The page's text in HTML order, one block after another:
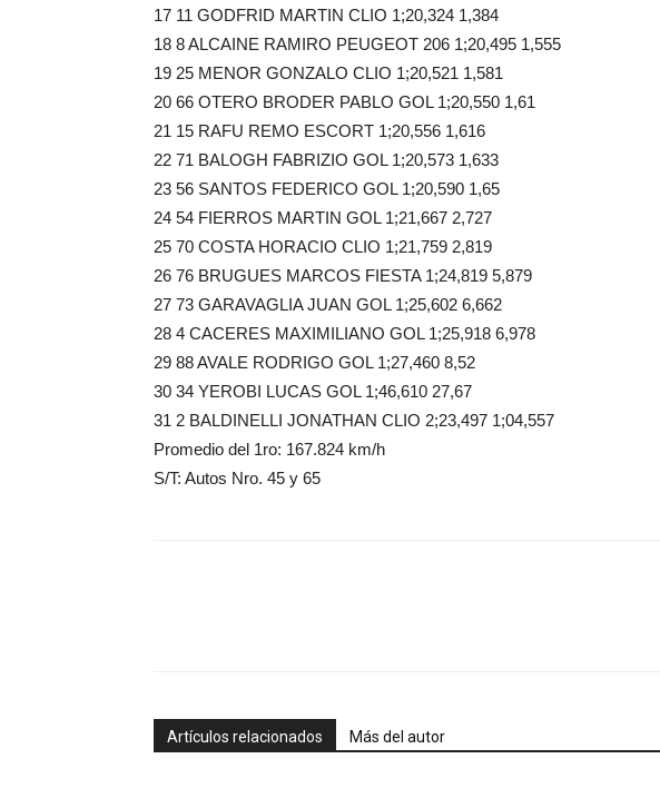
17 11 GODFRID MARTIN CLIO 1;20,324 1,384
18 8 ALCAINE RAMIRO PEUGEOT 206 1;20,495 1,555
19 25 MENOR GONZALO CLIO 1;20,521 1,581
20 66 OTERO BRODER PABLO GOL 1;20,550 1,61
21 15 RAFU REMO ESCORT 1;20,556 1,616
22 71 BALOGH FABRIZIO GOL 1;20,573 1,633
23 56 SANTOS FEDERICO GOL 1;20,590 1,65
24 54 FIERROS MARTIN GOL 1;21,667 2,727
25 70 COSTA HORACIO CLIO 1;21,759 2,819
26 76 BRUGUES MARCOS FIESTA 1;24,819 5,879
27 73 GARAVAGLIA JUAN GOL 1;25,602 6,662
28 4 CACERES MAXIMILIANO GOL 1;25,918 6,978
29 88 AVALE RODRIGO GOL 1;27,460 8,52
30 34 YEROBI LUCAS GOL 1;46,610 27,67
31 2 BALDINELLI JONATHAN CLIO 2;23,497 1;04,557
Promedio del 1ro: 167.824 km/h
S/T: Autos Nro. 45 y 65
Artículos relacionados Más del autor